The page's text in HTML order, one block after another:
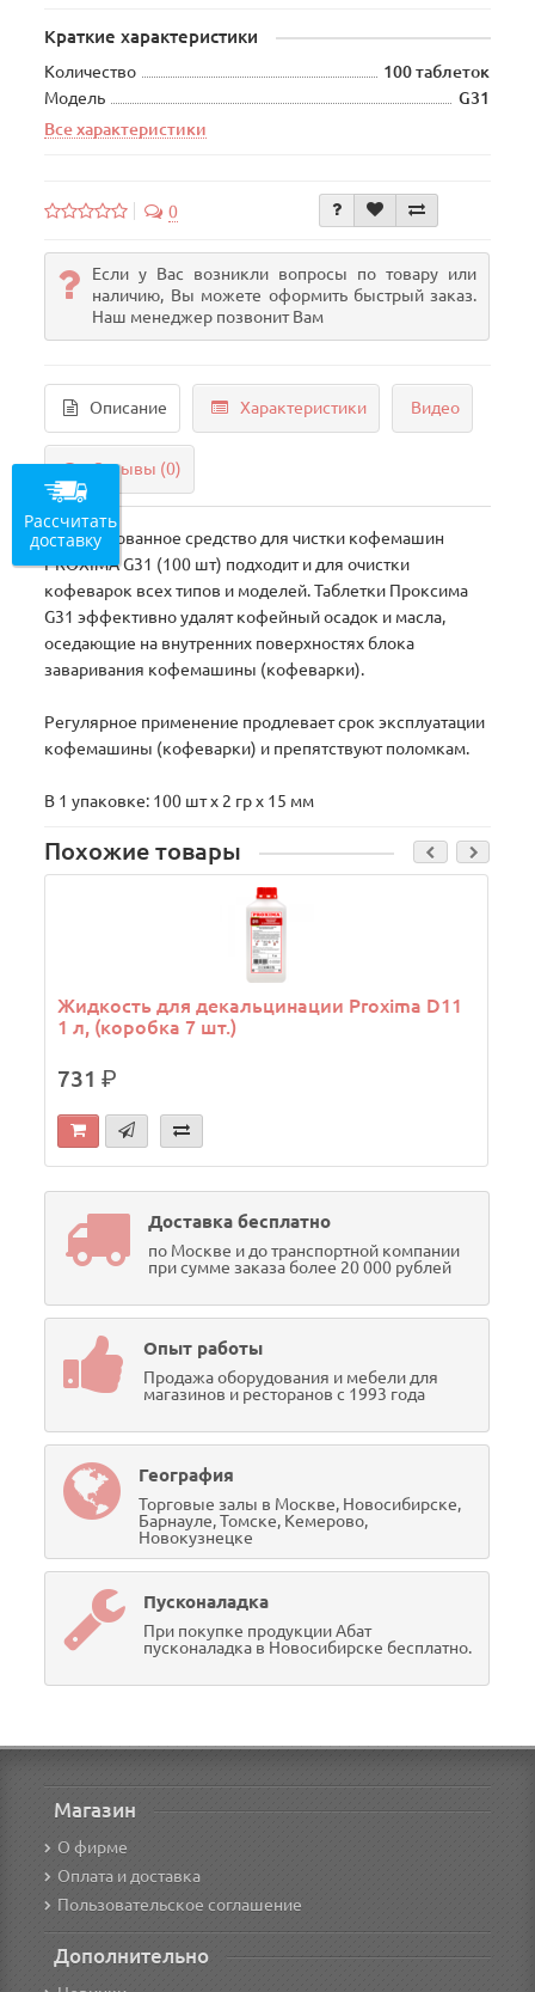
Краткие характеристики
Количество
100 таблеток
Модель
G31
Все характеристики
0
Если у Вас возникли вопросы по товару или
наличию, Вы можете оформить быстрый заказ.
Наш менеджер позвонит Вам
Описание Характеристики Видео
Отзывы (0)
Таблетированное средство для чистки кофемашин
PROXIMA G31 (100 шт) подходит и для очистки
кофеварок всех типов и моделей. Таблетки Проксима
G31 эффективно удалят кофейный осадок и масла,
оседающие на внутренних поверхностях блока
заваривания кофемашины (кофеварки).
Регулярное применение продлевает срок эксплуатации
кофемашины (кофеварки) и препятствуют поломкам.
В 1 упаковке: 100 шт х 2 гр х 15 мм
Похожие товары
Жидкость для декальцинации Proxima D11
1 л, (коробка 7 шт.)
731р.
Доставка бесплатно
по Москве и до транспортной компании
при сумме заказа более 20 000 рублей
Опыт работы
Продажа оборудования и мебели для
магазинов и ресторанов с 1993 года
География
Торговые залы в Москве, Новосибирске,
Барнауле, Томске, Кемерово,
Новокузнецке
Пусконаладка
При покупке продукции Абат
пусконаладка в Новосибирске бесплатно.
Магазин
О фирме
Оплата и доставка
Пользовательское соглашение
Дополнительно
Рассчитать
доставку